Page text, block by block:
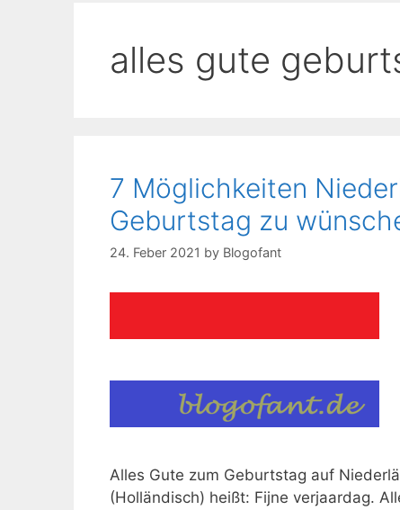
alles gute
7 Möglichkeiten
Geburtstag zu
24. Feber 2021 by Blogofant
Alles Gute zum Geburtstag auf
(Holländisch) heißt: Fijne verjaardag.